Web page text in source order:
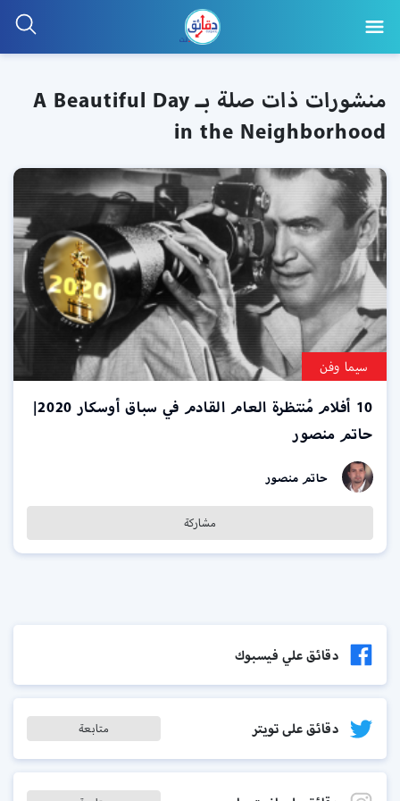
منشورات ذات صلة بـ A Beautiful Day
in the Neighborhood
سيما وفن
10 أفلام مُنتظرة العام القادم في سباق أوسكار 2020|
حاتم منصور
حاتم منصور
مشاركة
دقائق علي فيسبوك
دقائق على تويتر متابعة